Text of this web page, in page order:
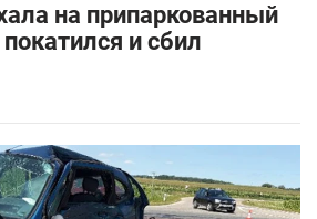
на припаркованный
и сбил